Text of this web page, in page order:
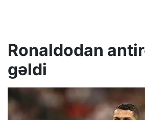
Ronaldodan
gəldi